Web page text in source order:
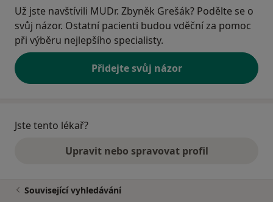
Už jste navštívili MUDr. Zbyněk Grešák? Podělte se o
svůj názor. Ostatní pacienti budou vděční za pomoc
při výběru nejlepšího specialisty.
Přidejte svůj názor
Jste tento lékař?
Upravit nebo spravovat profil
Související vyhledávání